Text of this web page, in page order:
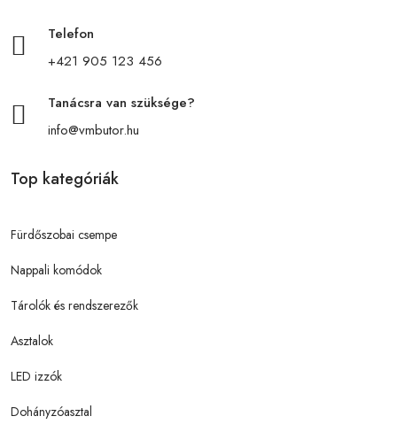
Telefon
+421 905 123 456
Tanácsra van szüksége?
info@vmbutor.hu
Top kategóriák
Fürdőszobai csempe
Nappali komódok
Tárolók és rendszerezők
Asztalok
LED izzók
Dohányzóasztal